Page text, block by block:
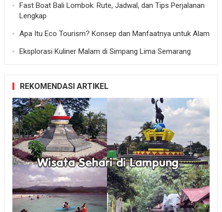
Fast Boat Bali Lombok: Rute, Jadwal, dan Tips Perjalanan
Lengkap
Apa Itu Eco Tourism? Konsep dan Manfaatnya untuk Alam
Eksplorasi Kuliner Malam di Simpang Lima Semarang
REKOMENDASI ARTIKEL